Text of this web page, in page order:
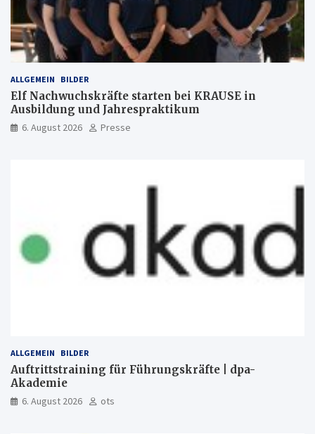
ALLGEMEIN BILDER
Elf Nachwuchskräfte starten bei KRAUSE in
Ausbildung und Jahrespraktikum
6. August 2026 Presse
ALLGEMEIN BILDER
Auftrittstraining für Führungskräfte | dpa-
Akademie
6. August 2026 ots